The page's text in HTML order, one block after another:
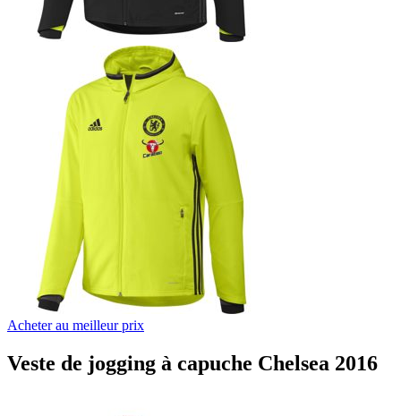
Acheter au meilleur prix
Veste de jogging à capuche Chelsea 2016